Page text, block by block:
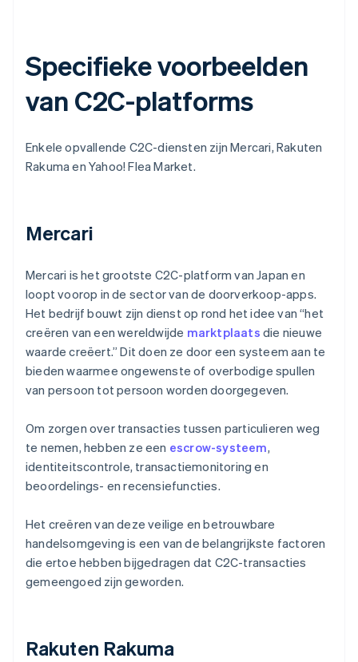
Specifieke voorbeelden
van C2C-platforms
Enkele opvallende C2C-diensten zijn Mercari, Rakuten
Rakuma en Yahoo! Flea Market.
Mercari
Mercari is het grootste C2C-platform van Japan en
loopt voorop in de sector van de doorverkoop-apps.
Het bedrijf bouwt zijn dienst op rond het idee van “het
creëren van een wereldwijde marktplaats die nieuwe
waarde creëert.” Dit doen ze door een systeem aan te
bieden waarmee ongewenste of overbodige spullen
van persoon tot persoon worden doorgegeven.
Om zorgen over transacties tussen particulieren weg
te nemen, hebben ze een escrow-systeem,
identiteitscontrole, transactiemonitoring en
beoordelings- en recensiefuncties.
Het creëren van deze veilige en betrouwbare
handelsomgeving is een van de belangrijkste factoren
die ertoe hebben bijgedragen dat C2C-transacties
gemeengoed zijn geworden.
Rakuten Rakuma